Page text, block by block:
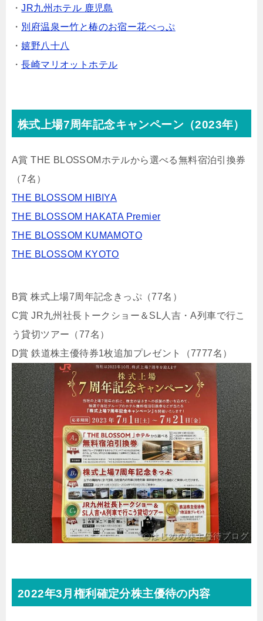
・JR九州ホテル 鹿児島
・ 別府温泉ー竹と椿のお宿ー花べっぷ
・嬉野八十八
・長崎マリオットホテル
株式上場7周年記念キャンペーン（2023年）
A賞 THE BLOSSOMホテルから選べる無料宿泊引換券
（7名）
THE BLOSSOM HIBIYA
THE BLOSSOM HAKATA Premier
THE BLOSSOM KUMAMOTO
THE BLOSSOM KYOTO
B賞 株式上場7周年記念きっぷ（77名）
C賞 JR九州社長トークショー＆SL人吉・A列車で行こ
う貸切ツアー（77名）
D賞 鉄道株主優待券1枚追加プレゼント（7777名）
2022年3月権利確定分株主優待の内容